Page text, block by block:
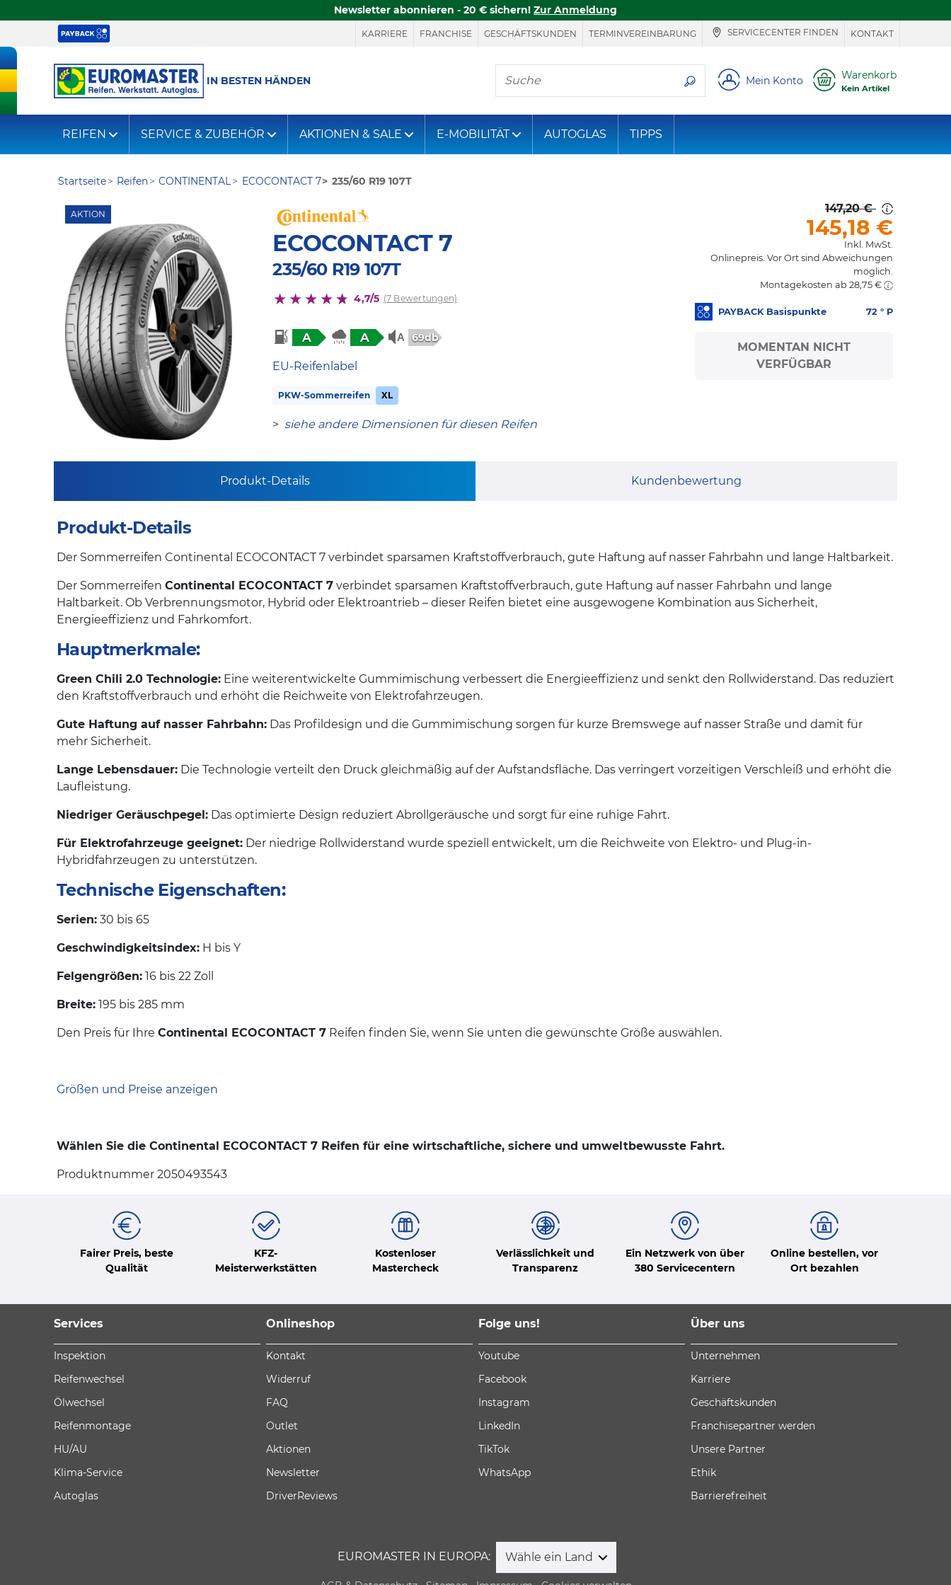
Newsletter abonnieren - 20 € sichern! Zur Anmeldung
KARRIERE FRANCHISE GESCHÄFTSKUNDEN TERMINVEREINBARUNG SERVICECENTER FINDEN KONTAKT
IN BESTEN HÄNDEN
Hier finden Sie, was Sie suchen
Mein Konto Warenkorb
Kein Artikel
REIFEN SERVICE & ZUBEHÖR AKTIONEN & SALE E-MOBILITÄT AUTOGLAS TIPPS
Startseite Reifen CONTINENTAL ECOCONTACT 7 235/60 R19 107T
AKTION
ECOCONTACT 7
235/60 R19 107T
4,7/5 (7 Bewertungen)
A A 69db
EU-Reifenlabel
PKW-Sommerreifen XL
> siehe andere Dimensionen für diesen Reifen
147,20 €
145,18 €
Inkl. MwSt.
Onlinepreis. Vor Ort sind Abweichungen
möglich.
Montagekosten ab 28,75 €
PAYBACK Basispunkte 72 ° P
MOMENTAN NICHT
VERFÜGBAR
Produkt-Details Kundenbewertung
Produkt-Details
Der Sommerreifen Continental ECOCONTACT 7 verbindet sparsamen Kraftstoffverbrauch, gute Haftung auf nasser Fahrbahn und lange Haltbarkeit.
Der Sommerreifen Continental ECOCONTACT 7 verbindet sparsamen Kraftstoffverbrauch, gute Haftung auf nasser Fahrbahn und lange
Haltbarkeit. Ob Verbrennungsmotor, Hybrid oder Elektroantrieb – dieser Reifen bietet eine ausgewogene Kombination aus Sicherheit,
Energieeffizienz und Fahrkomfort.
Hauptmerkmale:
Green Chili 2.0 Technologie: Eine weiterentwickelte Gummimischung verbessert die Energieeffizienz und senkt den Rollwiderstand. Das reduziert
den Kraftstoffverbrauch und erhöht die Reichweite von Elektrofahrzeugen.
Gute Haftung auf nasser Fahrbahn: Das Profildesign und die Gummimischung sorgen für kurze Bremswege auf nasser Straße und damit für
mehr Sicherheit.
Lange Lebensdauer: Die Technologie verteilt den Druck gleichmäßig auf der Aufstandsfläche. Das verringert vorzeitigen Verschleiß und erhöht die
Laufleistung.
Niedriger Geräuschpegel: Das optimierte Design reduziert Abrollgeräusche und sorgt für eine ruhige Fahrt.
Für Elektrofahrzeuge geeignet: Der niedrige Rollwiderstand wurde speziell entwickelt, um die Reichweite von Elektro- und Plug-in-
Hybridfahrzeugen zu unterstützen.
Technische Eigenschaften:
Serien: 30 bis 65
Geschwindigkeitsindex: H bis Y
Felgengrößen: 16 bis 22 Zoll
Breite: 195 bis 285 mm
Den Preis für Ihre Continental ECOCONTACT 7 Reifen finden Sie, wenn Sie unten die gewünschte Größe auswählen.
Größen und Preise anzeigen
Wählen Sie die Continental ECOCONTACT 7 Reifen für eine wirtschaftliche, sichere und umweltbewusste Fahrt.
Produktnummer 2050493543
Fairer Preis, beste
Qualität
KFZ-
Meisterwerkstätten
Kostenloser
Mastercheck
Verlässlichkeit und
Transparenz
Ein Netzwerk von über
380 Servicecentern
Online bestellen, vor
Ort bezahlen
Services
Inspektion
Reifenwechsel
Ölwechsel
Reifenmontage
HU/AU
Klima-Service
Autoglas
Onlineshop
Kontakt
Widerruf
FAQ
Outlet
Aktionen
Newsletter
DriverReviews
Folge uns!
Youtube
Facebook
Instagram
LinkedIn
TikTok
WhatsApp
Über uns
Unternehmen
Karriere
Geschäftskunden
Franchisepartner werden
Unsere Partner
Ethik
Barrierefreiheit
EUROMASTER IN EUROPA: Wähle ein Land